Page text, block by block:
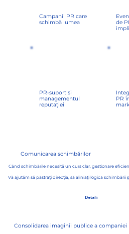
Comunicarea schimbărilor
Când schimbările necesită un curs clar, gestionare
Vă ajutăm să păstrați direcția, să aliniați logica schimbării
Detalii
Consolidarea imaginii publice a companiei
Campanii PR care
schimbă lumea
de
PR-suport și
managementul
reputației
PR